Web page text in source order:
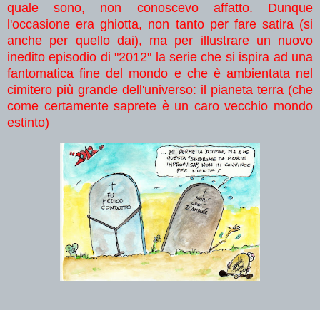
quale sono, non conoscevo affatto. Dunque
l'occasione era ghiotta, non tanto per fare satira (si
anche per quello dai), ma per illustrare un nuovo
inedito episodio di "2012" la serie che si ispira ad una
fantomatica fine del mondo e che è ambientata nel
cimitero più grande dell'universo: il pianeta terra (che
come certamente saprete è un caro vecchio mondo
estinto)